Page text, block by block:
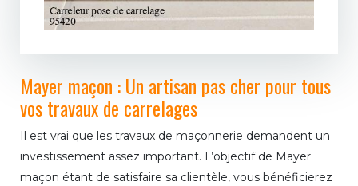
Mayer maçon : Un artisan pas cher pour tous
vos travaux de carrelages
Il est vrai que les travaux de maçonnerie demandent un
investissement assez important. L’objectif de Mayer
maçon étant de satisfaire sa clientèle, vous bénéficierez